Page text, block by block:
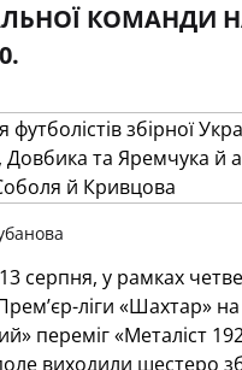
КОМАНДИ
серпня, у рамках
ліги «Шахтар»
переміг «Металіст
виходили шестеро